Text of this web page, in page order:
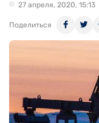
27 апреля, 2020, 15:13
Поделиться